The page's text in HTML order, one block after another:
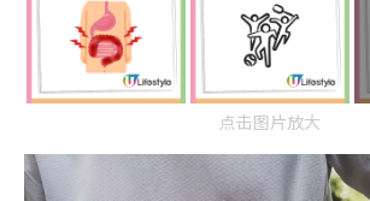
点击图片放大